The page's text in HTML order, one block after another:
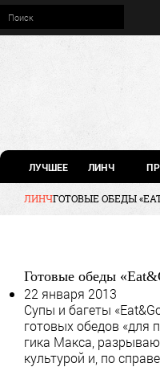
ЛУЧШЕЕ ЛИНЧ
ЛИНЧГОТОВЫЕ ОБЕДЫ
Готовые обеды
22 января 2013
Супы и багеты
готовых обедов «для
гика Макса,
культурой и, по